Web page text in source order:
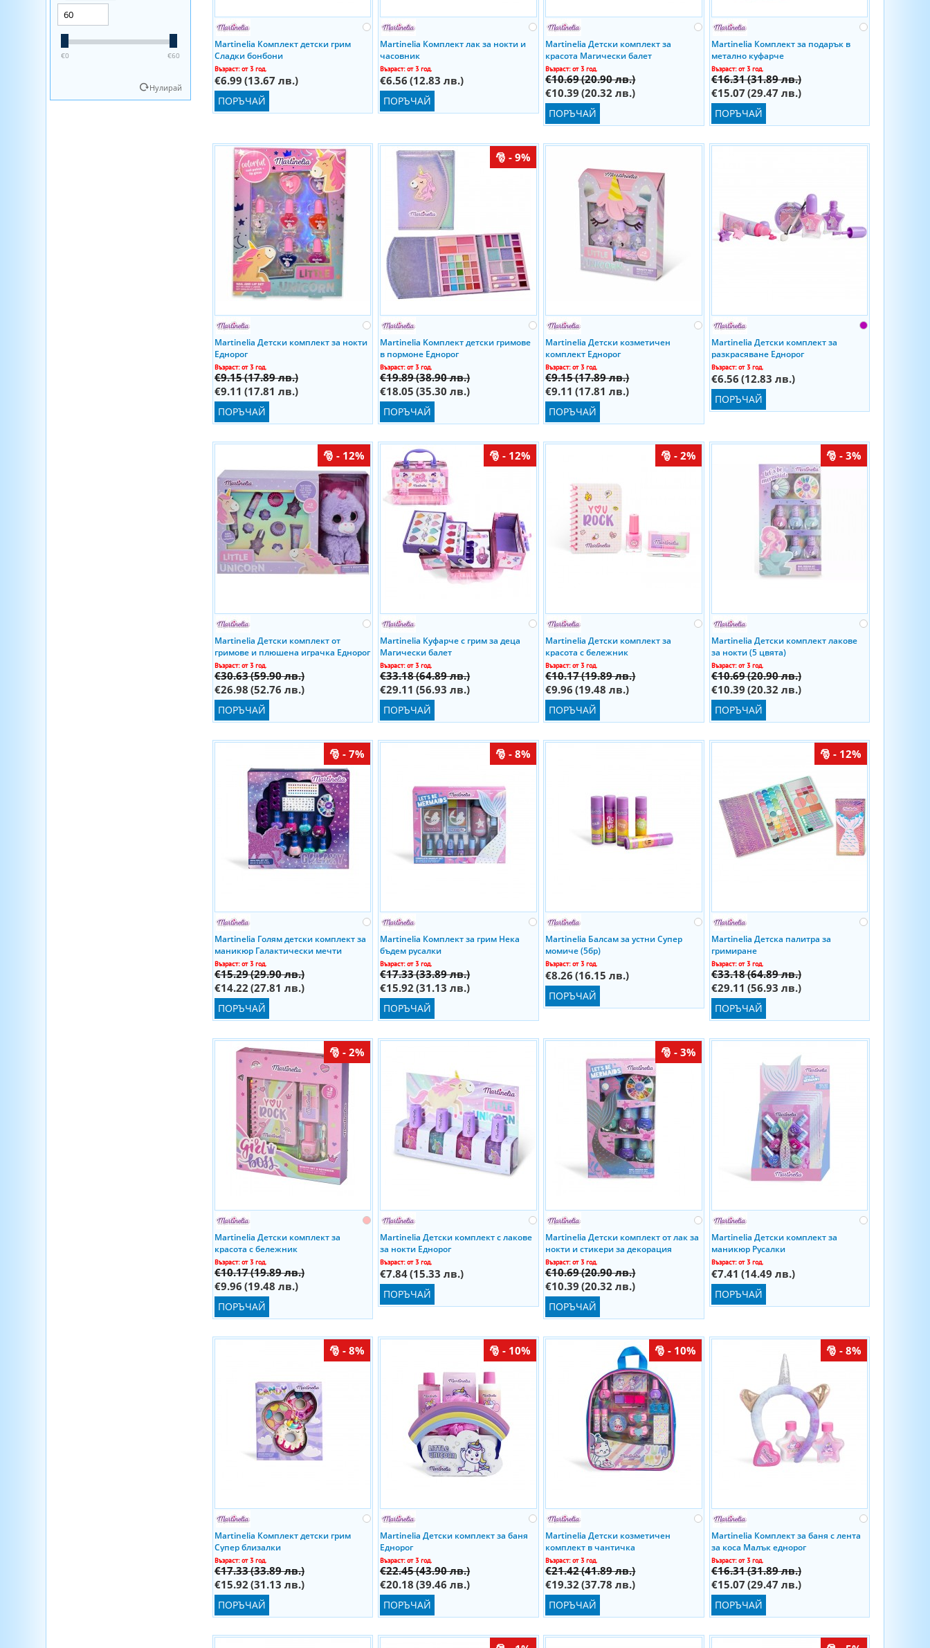
‎€0 ‎€60
Нулирай
Martinelia Комплект детски грим
Сладки бонбони
Възраст: от 3 год.
€6.99 (13.67 лв.)
ПОРЪЧАЙ
Martinelia Комплект лак за нокти и
часовник
Възраст: от 3 год.
€6.56 (12.83 лв.)
ПОРЪЧАЙ
Martinelia Детски комплект за
красота Магически балет
Възраст: от 3 год.
€10.69(20.90 лв.)
€10.39 (20.32 лв.)
ПОРЪЧАЙ
Martinelia Комплект за подарък в
метално куфарче
Възраст: от 3 год.
€16.31(31.89 лв.)
€15.07 (29.47 лв.)
ПОРЪЧАЙ
Martinelia Детски комплект за нокти
Еднорог
Възраст: от 3 год.
€9.15(17.89 лв.)
€9.11 (17.81 лв.)
ПОРЪЧАЙ
- 9%
Martinelia Kомплект детски гримове
в пормоне Еднорог
Възраст: от 3 год.
€19.89(38.90 лв.)
€18.05 (35.30 лв.)
ПОРЪЧАЙ
Martinelia Детски козметичен
комплект Еднорог
Възраст: от 3 год.
€9.15(17.89 лв.)
€9.11 (17.81 лв.)
ПОРЪЧАЙ
Martinelia Детски комплект за
разкрасяване Еднорог
Възраст: от 3 год.
€6.56 (12.83 лв.)
ПОРЪЧАЙ
- 12%
Martinelia Детски комплект от
гримове и плюшена играчка Еднорог
Възраст: от 3 год.
€30.63(59.90 лв.)
€26.98 (52.76 лв.)
ПОРЪЧАЙ
- 12%
Martinelia Куфарче с грим за деца
Магически балет
Възраст: от 3 год.
€33.18(64.89 лв.)
€29.11 (56.93 лв.)
ПОРЪЧАЙ
- 2%
Martinelia Детски комплект за
красота с бележник
Възраст: от 3 год.
€10.17(19.89 лв.)
€9.96 (19.48 лв.)
ПОРЪЧАЙ
- 3%
Martinelia Детски комплект лакове
за нокти (5 цвята)
Възраст: от 3 год.
€10.69(20.90 лв.)
€10.39 (20.32 лв.)
ПОРЪЧАЙ
- 7%
Martinelia Голям детски комплект за
маникюр Галактически мечти
Възраст: от 3 год.
€15.29(29.90 лв.)
€14.22 (27.81 лв.)
ПОРЪЧАЙ
- 8%
Martinelia Комплект за грим Нека
бъдем русалки
Възраст: от 3 год.
€17.33(33.89 лв.)
€15.92 (31.13 лв.)
ПОРЪЧАЙ
Martinelia Балсам за устни Супер
момиче (5бр)
Възраст: от 3 год.
€8.26 (16.15 лв.)
ПОРЪЧАЙ
- 12%
Martinelia Детска палитра за
гримиране
Възраст: от 3 год.
€33.18(64.89 лв.)
€29.11 (56.93 лв.)
ПОРЪЧАЙ
- 2%
Martinelia Детски комплект за
красота с бележник
Възраст: от 3 год.
€10.17(19.89 лв.)
€9.96 (19.48 лв.)
ПОРЪЧАЙ
Martinelia Детски комплект с лакове
за нокти Еднорог
Възраст: от 3 год.
€7.84(15.33 лв.)
ПОРЪЧАЙ
- 3%
Martinelia Детски комплект от лак за
нокти и стикери за декорация
Възраст: от 3 год.
€10.69(20.90 лв.)
€10.39 (20.32 лв.)
ПОРЪЧАЙ
Martinelia Детски комплект за
маникюр Русалки
Възраст: от 3 год.
€7.41 (14.49 лв.)
ПОРЪЧАЙ
- 8%
Martinelia Комплект детски грим
Супер близалки
Възраст: от 3 год.
€17.33(33.89 лв.)
€15.92 (31.13 лв.)
ПОРЪЧАЙ
- 10%
Martinelia Детски комплект за баня
Еднорог
Възраст: от 3 год.
€22.45(43.90 лв.)
€20.18 (39.46 лв.)
ПОРЪЧАЙ
- 10%
Martinelia Детски козметичен
комплект в чантичка
Възраст: от 3 год.
€21.42(41.89 лв.)
€19.32 (37.78 лв.)
ПОРЪЧАЙ
- 8%
Martinelia Комплект за баня с лентa
за коса Малък еднорог
Възраст: от 3 год.
€16.31(31.89 лв.)
€15.07 (29.47 лв.)
ПОРЪЧАЙ